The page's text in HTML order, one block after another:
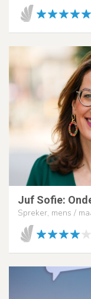
Juf Sofie:
Spreker, mens /